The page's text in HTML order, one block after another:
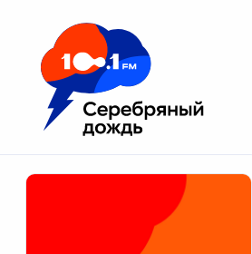
Москва 100.1 FM
Апатиты